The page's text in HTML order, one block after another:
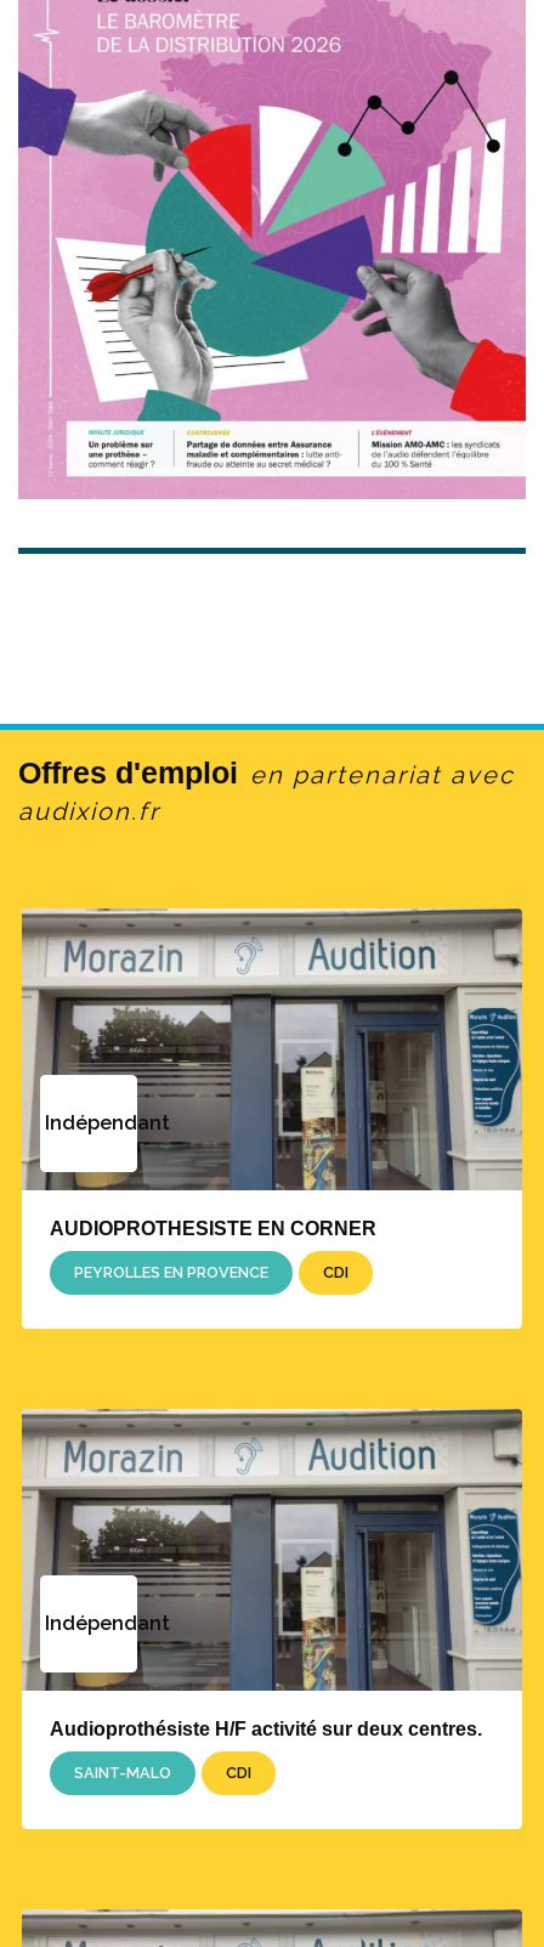
Offres d'emploi en partenariat avec
audixion.fr
Indépendant
AUDIOPROTHESISTE EN CORNER
PEYROLLES EN PROVENCE CDI
Indépendant
Audioprothésiste H/F activité sur deux centres.
SAINT-MALO CDI